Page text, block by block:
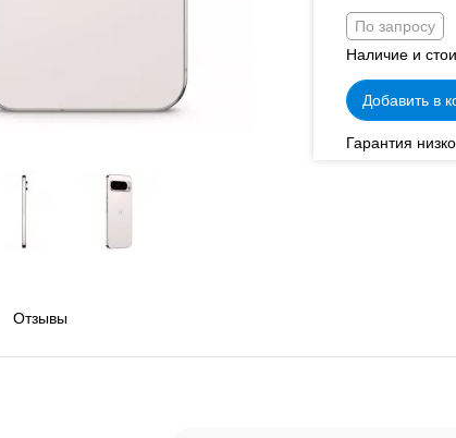
По запросу
Наличие и
Добавить в
Гарантия
Отзывы